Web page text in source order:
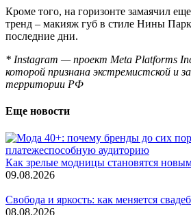
Кроме того, на горизонте замаячил
тренд – макияж губ в стиле Нины
последние дни.
* Instagram — проект Meta Platforms
которой признана экстремистской и
территории РФ
Еще новости
Как зрелые модницы становятся
09.08.2026
Свобода и яркость: как меняется
08.08.2026